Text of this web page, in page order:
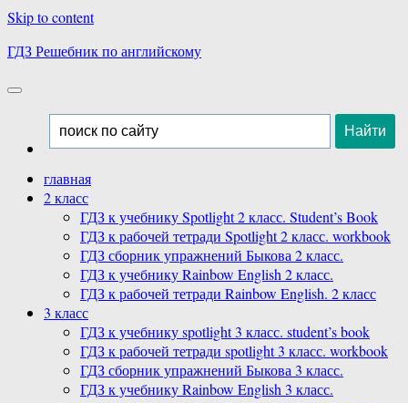
Skip to content
ГДЗ Решебник по английскому
главная
2 класс
ГДЗ к учебнику Spotlight 2 класс. Student’s Book
ГДЗ к рабочей тетради Spotlight 2 класс. workbook
ГДЗ сборник упражнений Быкова 2 класс.
ГДЗ к учебнику Rainbow English 2 класс.
ГДЗ к рабочей тетради Rainbow English. 2 класс
3 класс
ГДЗ к учебнику spotlight 3 класс. student’s book
ГДЗ к рабочей тетради spotlight 3 класс. workbook
ГДЗ сборник упражнений Быкова 3 класс.
ГДЗ к учебнику Rainbow English 3 класс.